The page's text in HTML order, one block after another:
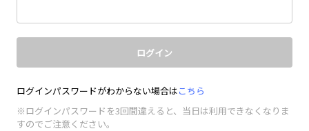
ログイン
ログインパスワードがわからない場合はこちら
※ログインパスワードを3回間違えると、当日は利用できなくなりま
すのでご注意ください。